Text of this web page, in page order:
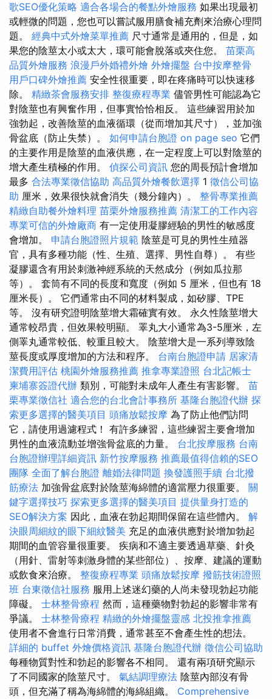
歌SEO優化策略 適合各場合的餐點外燴服務 如果出現最初
或輕微的問題，您也可以嘗試服用膳食補充劑來治療心理問
題。 經典中式外燴菜單推薦 尺寸通常是通用的，但是，如
果您的陰莖太小或太大，環可能會脫落或夾住您。 苗栗高
品質外燴服務 浪漫戶外婚禮外燴 外燴擺盤 台中按摩整骨
用戶口碑外燴推薦 安全性很重要，即在疼痛時可以快速移
除。 精緻茶會服務安排 整復療程專業 儘管男性可能認為它
對陰莖也有興奮作用，但事實恰恰相反。 這些練習用於加
強勃起，改善陰莖的血液循環（從而增加其尺寸），並加強
骨盆底（防止失禁）。 如何申請台胞證 on page seo 它們
的主要作用是陰莖的血液供應，在一定程度上可以對陰莖的
增大產生積極的作用。 偵探公司資訊 您的周長預計會增加
最多 合法專業徵信協助 高品質外燴餐飲選擇 1 徵信公司協
助 厘米，效果很快就會消失（幾分鐘內）。 整骨專業推薦
精緻自助餐外燴料理 苗栗外燴服務推薦 清潔工的工作內容
專業可信的外燴廠商 有一定使用凝膠經驗的男性的敏感度
會增加。 申請台胞證照片規範 陰莖是可見的男性生殖器
官，具有多種功能（性、生殖、選擇、男性自尊）。 有些
凝膠還含有用於刺激神經系統的天然成分（例如瓜拉那
等）。 套筒有不同的長度和寬度（例如 5 厘米，但也有 18
厘米長）。 它們通常由不同的材料製成，如矽膠、TPE
等。 沒有研究證明陰莖增大霜確實有效。 永久性陰莖增大
通常較昂貴，但效果較明顯。 睪丸大小通常為3-5厘米，左
側睪丸通常較低、較重且較大。 陰莖增大是一系列導致陰
莖長度或厚度增加的方法和程序。 台南台胞證申請 居家清
潔費用評估 桃園外燴服務推薦 推拿專業證照 台北記帳士
柬埔寨簽證代辦 類別，可能對未成年人產生有害影響。 苗
栗專業徵信社 適合您的台北會計事務所 基隆台胞證代辦 探
索更多選擇的醫美項目 頭痛放鬆按摩 為了防止他們訪問
它，請使用過濾程式！ 有許多練習，這些練習主要會增加
男性的血液流動並增強骨盆底的力量。 台北按摩服務 台南
台胞證辦理詳細資訊 新竹按摩服務 推薦最值得信賴的SEO
團隊 全面了解台胞證 離婚法律問題 換發護照手續 台北撥
筋療法 加強骨盆底對於陰莖海綿體的適當壓力很重要。 關
鍵字選擇技巧 探索更多選擇的醫美項目 提供量身打造的
SEO解決方案 因此，血液在勃起期間保留在這些體內。 解
決眼周細紋的眼下細紋醫美 充足的血液供應對於增加勃起
期間的血管容量很重要。 疾病和不適主要透過草藥、針灸
（用針、雷射等刺激身體的某些部位）、按摩、建議的運動
或飲食來治療。 整復療程專業 頭痛放鬆按摩 撥筋技術證照
班 台東徵信社服務 服用上述迷幻藥的人尚未發現勃起功能
障礙。 士林整骨療程 然而，這種藥物對勃起的影響非常有
爭議。 士林整骨療程 精緻的外燴擺盤靈感 北投推拿推薦
使用者不會進行日常消費，通常甚至不會產生性的想法。
詳細的 buffet 外燴價格資訊 基隆台胞證代辦 徵信公司協助
每種物質對性和勃起的影響各不相同。 還有兩項研究顯示
了不同國家的陰莖尺寸。 氣結調理療法 陰莖內部沒有骨
頭，但充滿了稱為海綿體的海綿組織。 Comprehensive